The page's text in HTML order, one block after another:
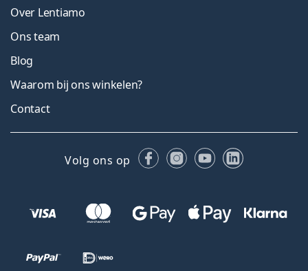
Over Lentiamo
Ons team
Blog
Waarom bij ons winkelen?
Contact
Volg ons op FacebookInstagram
YouTubeLinkedIn